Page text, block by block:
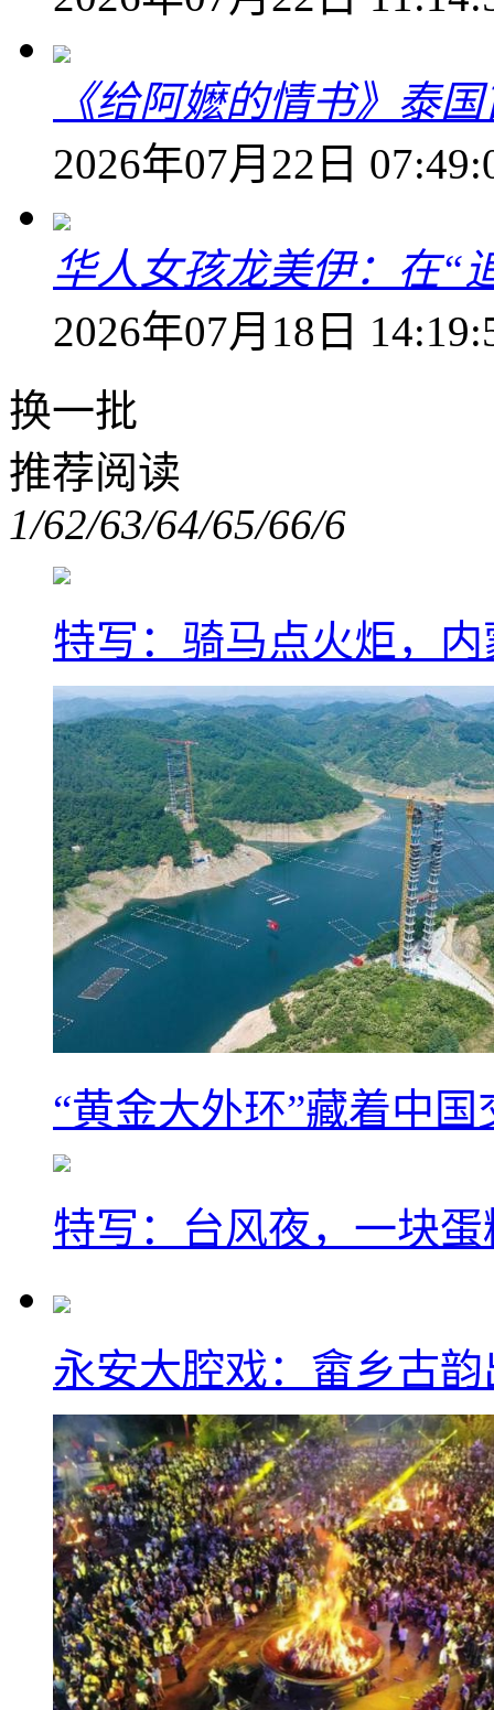
《给阿嬷的情书》泰
2026年07月22日
华人女孩龙美伊：在“
2026年07月18日
换一批
推荐阅读
1/62/63/64/65/66/6
特写：骑马点火炬，
“黄金大外环”藏着中
特写：台风夜，一块
永安大腔戏：畲乡古